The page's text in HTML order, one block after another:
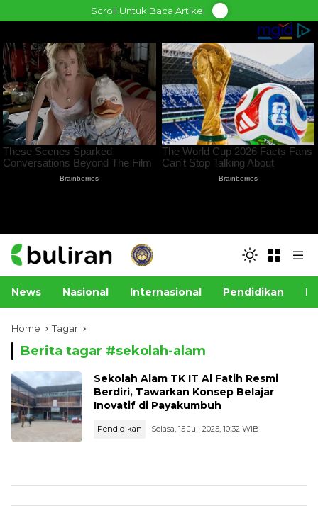
to
Scroll Untuk Baca Artikel
News Nasional Internasional Pendidikan
Home Tagar
Berita tagar #sekolah-alam
Sekolah Alam TK IT Al Fatih Resmi
Berdiri, Tawarkan Konsep Belajar
Inovatif di Payakumbuh
Pendidikan Selasa, 15 Juli 2025, 10:32 WIB